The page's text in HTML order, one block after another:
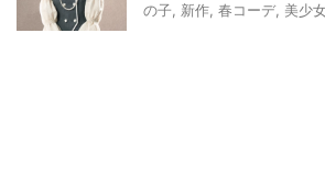
の子 新作 春コーデ, 美少